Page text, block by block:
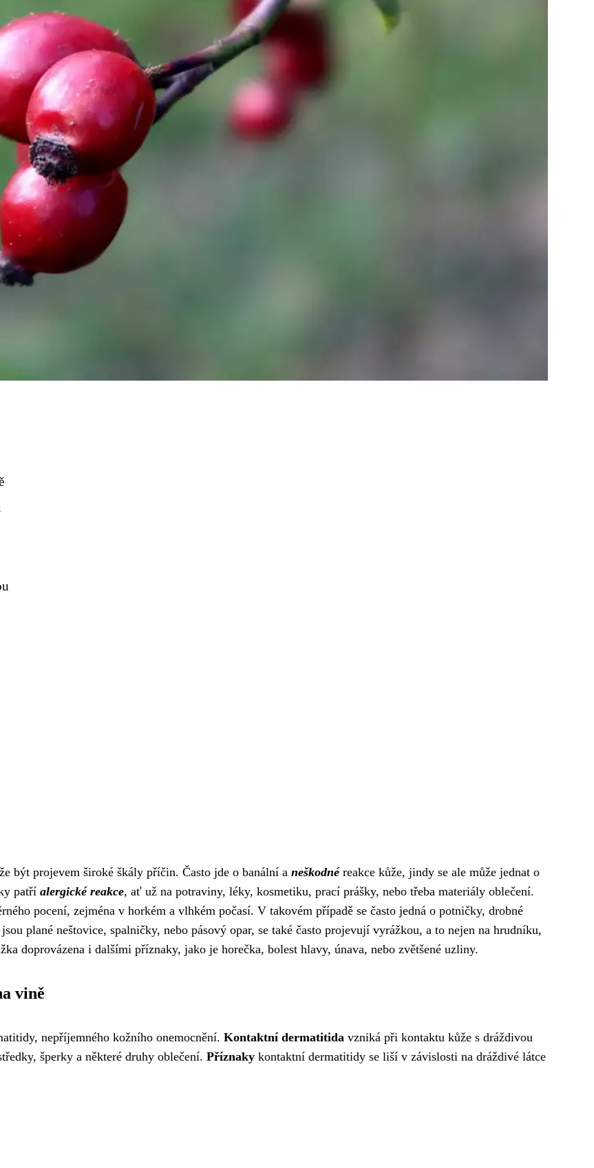
být projevem široké škály příčin. Často jde o banální a neškodnéreakce kůže, jindy se ale může jednat o
patří alergické reakce, ať už na potraviny, léky, kosmetiku, prací prášky, nebo třeba materiály oblečení.
pocení, zejména v horkém a vlhkém počasí. V takovém případě se často jedná o potničky, drobné
plané neštovice, spalničky, nebo pásový opar, se také často projevují vyrážkou, a to nejen na hrudníku,
doprovázena i dalšími příznaky, jako je horečka, bolest hlavy, únava, nebo zvětšené uzliny.
vině
nepříjemného kožního onemocnění. Kontaktní dermatitida vzniká při kontaktu kůže s dráždivou
šperky a některé druhy oblečení. Příznaky kontaktní dermatitidy se liší v závislosti na dráždivé látce